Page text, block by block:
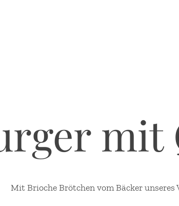
mit
Mit Brioche Brötchen vom Bäcker unseres